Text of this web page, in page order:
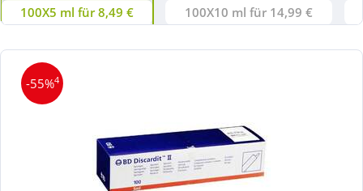
100X5 ml für 8,49 € 100X10 ml für 14,99 €
-55%4